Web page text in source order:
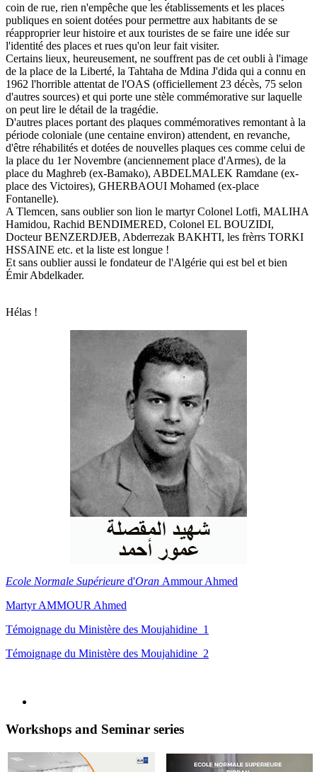
coin de rue, rien n'empêche que les établissements et les places
publiques en soient dotées pour permettre aux habitants de se
réapproprier leur histoire et aux touristes de se faire une idée sur
l'identité des places et rues qu'on leur fait visiter.
Certains lieux, heureusement, ne souffrent pas de cet oubli à l'image
de la place de la Liberté, la Tahtaha de Mdina J'dida qui a connu en
1962 l'horrible attentat de l'OAS (officiellement 23 décès, 75 selon
d'autres sources) et qui porte une stèle commémorative sur laquelle
on peut lire le détail de la tragédie.
D'autres places portant des plaques commémoratives remontant à la
période coloniale (une centaine environ) attendent, en revanche,
d'être réhabilités et dotées de nouvelles plaques ces comme celui de
la place du 1er Novembre (anciennement place d'Armes), de la
place du Maghreb (ex-Bamako), ABDELMALEK Ramdane (ex-
place des Victoires), GHERBAOUI Mohamed (ex-place
Fontanelle).
A Tlemcen, sans oublier son lion le martyr Colonel Lotfi, MALIHA
Hamidou, Rachid BENDIMERED, Colonel EL BOUZIDI,
Docteur BENZERDJEB, Abderrezak BAKHTI, les frèrrs TORKI
HSSAINE etc. et la liste est longue !
Et sans oublier aussi le fondateur de l'Algérie qui est bel et bien
Émir Abdelkader.
Hélas !
Ecole Normale Supérieure d'Oran Ammour Ahmed
Martyr AMMOUR Ahmed
Témoignage du Ministère des Moujahidine_1
Témoignage du Ministère des Moujahidine_2
Workshops and Seminar series